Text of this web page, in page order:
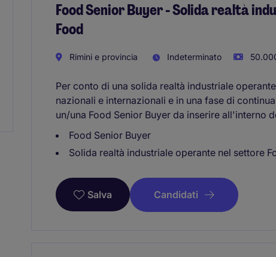
Food Senior Buyer - Solida realtà
Food
Rimini e provincia Indeterminato
Per conto di una solida realtà industriale
nazionali e internazionali e in una fase di
un/una Food Senior Buyer da inserire all'interno
Food Senior Buyer
Solida realtà industriale operante nel settore
Salva Candidati